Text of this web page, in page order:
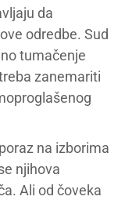
da
odredbe. Sud
tumačenje
zanemariti
na izborima
njihova
Ali od čoveka